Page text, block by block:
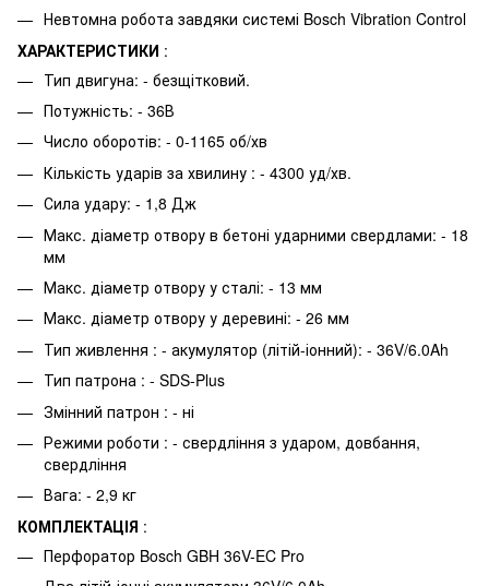
Невтомна робота завдяки системі Bosch Vibration Control
ХАРАКТЕРИСТИКИ :
Тип двигуна: - безщітковий.
Потужність: - 36В
Число оборотів: - 0-1165 об/хв
Кількість ударів за хвилину : - 4300 уд/хв.
Сила удару: - 1,8 Дж
Макс. діаметр отвору в бетоні ударними свердлами: - 18
мм
Макс. діаметр отвору у сталі: - 13 мм
Макс. діаметр отвору у деревині: - 26 мм
Тип живлення : - акумулятор (літій-іонний): - 36V/6.0Ah
Тип патрона : - SDS-Plus
Змінний патрон : - ні
Режими роботи : - свердління з ударом, довбання,
свердління
Вага: - 2,9 кг
КОМПЛЕКТАЦІЯ :
Перфоратор Bosch GBH 36V-EC Pro